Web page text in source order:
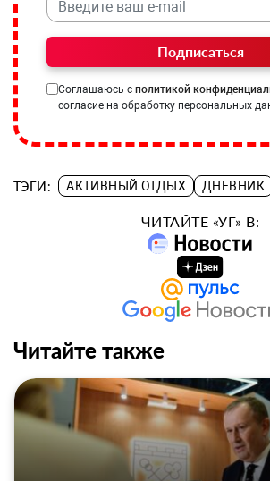
Подписаться
Соглашаюсь с политикой
согласие на обработку персональных
ТЭГИ: АКТИВНЫЙ ОТДЫХ ДНЕВНИК
ЧИТАЙТЕ «УГ» В:
Читайте также